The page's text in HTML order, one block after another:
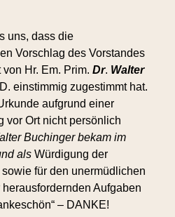
uns, dass die
Vorschlag des Vorstandes
Hr. Em. Prim. Dr. Walter
einstimmig zugestimmt hat.
aufgrund einer
vor Ort nicht persönlich
Buchinger bekam im
als Würdigung der
für den unermüdlichen
Aufgaben
– DANKE!